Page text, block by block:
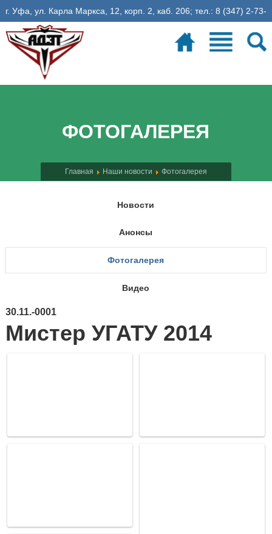
г. Уфа, ул. Карла Маркса, 12, корп. 2, каб. 206; тел.: 8 (347) 2-73-
06-35, эл. почта: fadet@ugatu.su
ФОТОГАЛЕРЕЯ
Главная Наши новости Фотогалерея
Новости
Анонсы
Фотогалерея
Видео
30.11.-0001
Мистер УГАТУ 2014